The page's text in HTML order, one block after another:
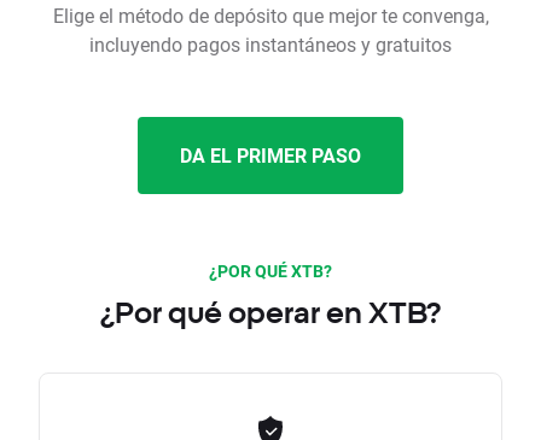
Elige el método de depósito que mejor te convenga,
incluyendo pagos instantáneos y gratuitos
DA EL PRIMER PASO
¿POR QUÉ XTB?
¿Por qué operar en XTB?